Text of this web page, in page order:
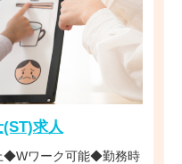
求人
ワーク可能◆勤務時